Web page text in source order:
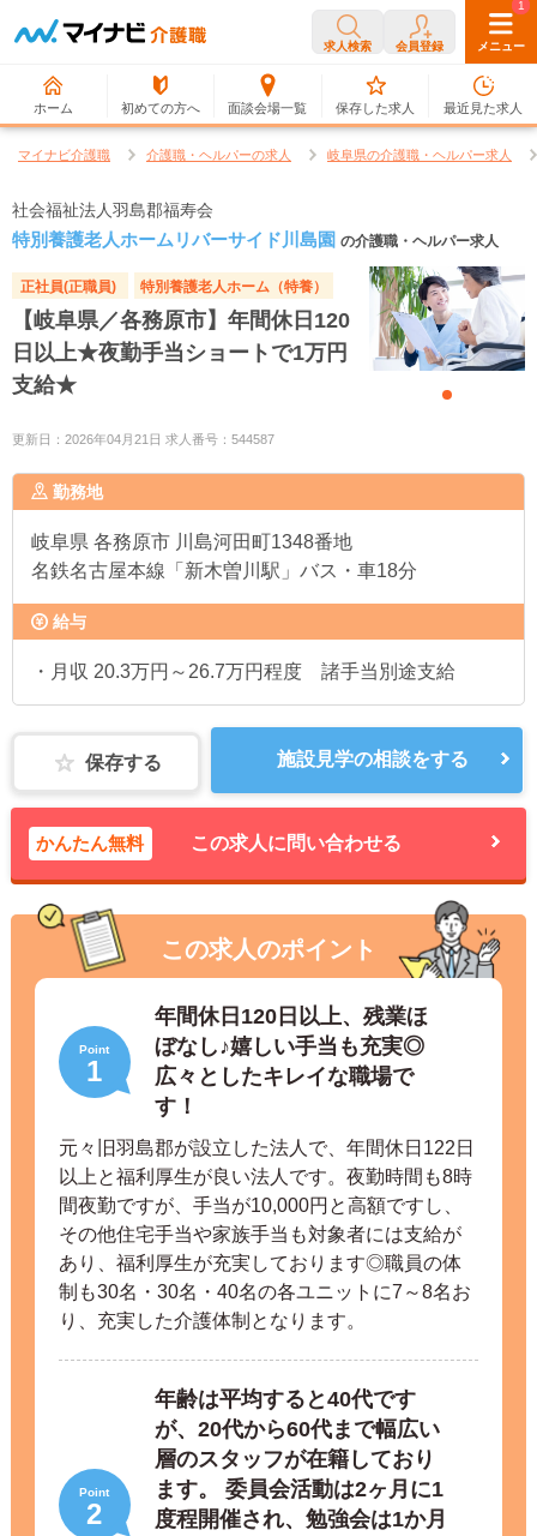
求人検索 会員登録 メニュー
ホーム 初めての方へ 面談会場一覧
0
保存した求人
1
最近見た求人
マイナビ介護職 介護職・ヘルパーの求人 岐阜県の介護職・ヘルパー求人
社会福祉法人羽島郡福寿会
特別養護老人ホームリバーサイド川島園 の介護職・ヘルパー求人
正社員(正職員) 特別養護老人ホーム（特養）
【岐阜県／各務原市】年間休日120
日以上★夜勤手当ショートで1万円
支給★
更新日：2026年04月21日 求人番号：544587
勤務地
岐阜県 各務原市 川島河田町1348番地
名鉄名古屋本線「新木曽川駅」バス・車18分
給与
・月収 20.3万円～26.7万円程度 諸手当別途支給
保存する 施設見学の相談をする
かんたん無料 この求人に問い合わせる
この求人のポイント
Point
1
年間休日120日以上、残業ほ
ぼなし♪嬉しい手当も充実◎
広々としたキレイな職場で
す！
元々旧羽島郡が設立した法人で、年間休日122日
以上と福利厚生が良い法人です。夜勤時間も8時
間夜勤ですが、手当が10,000円と高額ですし、
その他住宅手当や家族手当も対象者には支給が
あり、福利厚生が充実しております◎職員の体
制も30名・30名・40名の各ユニットに7～8名お
り、充実した介護体制となります。
Point
2
年齢は平均すると40代です
が、20代から60代まで幅広い
層のスタッフが在籍しており
ます。 委員会活動は2ヶ月に1
度程開催され、勉強会は1か月